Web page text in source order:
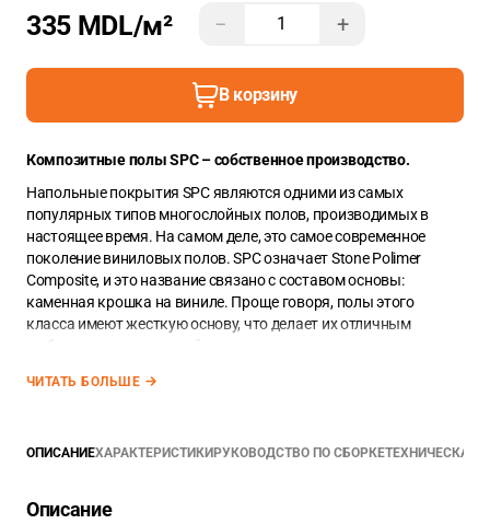
335 MDL/м² − +
В корзину
Композитные полы SPC– собственное производство.
Напольные покрытия SPC являются одними из самых
популярных типов многослойных полов, производимых в
настоящее время. На самом деле, это самое современное
поколение виниловых полов. SPC означает Stone Polimer
Composite, и это название связано с составом основы:
каменная крошка на виниле. Проще говоря, полы этого
класса имеют жесткую основу, что делает их отличным
выбором для помещений с интенсивным движением.
Полностью водонепроницаемые, с акустическими и
современной жизни.
Производство под собственным брендом позволяет нам
Каменно-виниловые доски SPC из коллекции SCANDIA имеют
ЧИТАТЬ БОЛЬШЕ
ОПИСАНИЕХАРАКТЕРИСТИКИРУКОВОДСТВО ПО СБОРКЕТЕХНИЧЕСКАЯ
Описание